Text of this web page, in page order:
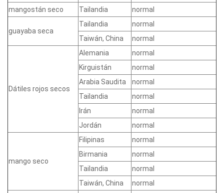
mangostán seco Tailandia normal
guayaba seca
Tailandia
normal
Taiwán, China
normal
Dátiles rojos secos
Alemania
normal
Kirguistán
normal
Arabia Saudita
normal
Tailandia
normal
Irán
normal
Jordán
normal
mango seco
Filipinas
normal
Birmania
normal
Tailandia
normal
Taiwán, China
normal